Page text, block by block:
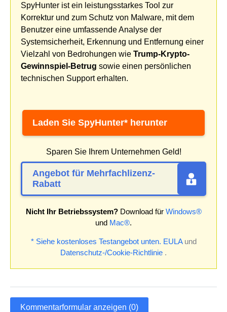
SpyHunter ist ein leistungsstarkes Tool zur
Korrektur und zum Schutz von Malware, mit dem
Benutzer eine umfassende Analyse der
Systemsicherheit, Erkennung und Entfernung einer
Vielzahl von Bedrohungen wie Trump-Krypto-
Gewinnspiel-Betrug sowie einen persönlichen
technischen Support erhalten.
Laden Sie SpyHunter* herunter
Sparen Sie Ihrem Unternehmen Geld!
Angebot für Mehrfachlizenz-
Rabatt
Nicht Ihr Betriebssystem?Download für Windows®
und Mac®.
* Siehe kostenloses Testangebot unten. EULAund
Datenschutz-/Cookie-Richtlinie .
Kommentarformular anzeigen (0)